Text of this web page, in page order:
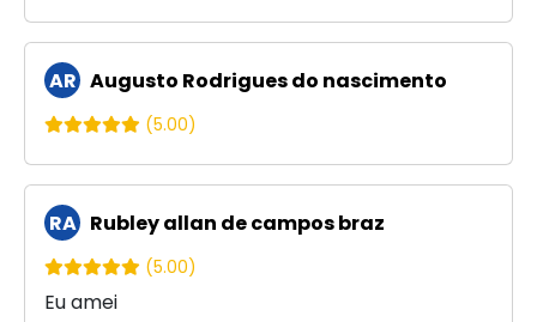
AR Augusto Rodrigues do nascimento
(5.00)
RA Rubley allan de campos braz
(5.00)
Eu amei